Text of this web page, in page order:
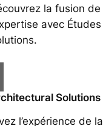
la fusion
avec
Solutions
l’expérience de